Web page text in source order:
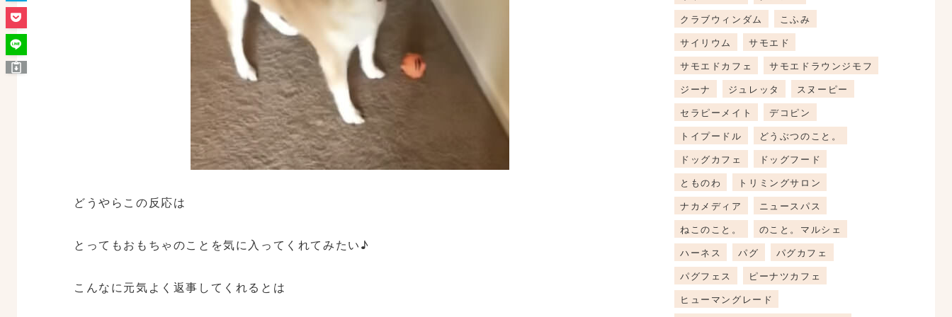
どうやらこの反応は
とってもおもちゃのことを気に入ってくれてみたい♪
こんなに元気よく返事してくれるとは
クラブウィンダム
こふみ
サイリウム
サモエド
サモエドカフェ
サモエドラウンジモフ
ジーナ
ジュレッタ
スヌーピー
セラピーメイト
デコピン
トイプードル
どうぶつのこと。
ドッグカフェ
ドッグフード
とものわ
トリミングサロン
ナカメディア
ニュースパス
ねこのこと。
のこと。マルシェ
ハーネス
パグ
パグカフェ
パグフェス
ピーナツカフェ
ヒューマングレード